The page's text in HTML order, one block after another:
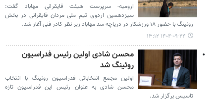
ارومیه- سرپرست هیئت قایقرانی مهاباد گفت:
سیزدهمین اردوی تیم ملی مردان قایقرانی در بخش
روئینگ با حضور ۱۸ ورزشکار در دریاچه سد مهاباد زیر نظر کادر فنی آغاز شد.
۱۴۰۴-۰۹-۲۴ ۱۳:۱۲
محسن شادی اولین رئیس فدراسیون
روئینگ شد
اولین مجمع انتخاباتی فدراسیون روئینگ با انتخاب
محسن شادی به عنوان رئیس این فدراسیون تازه
تاسیس برگزار شد.